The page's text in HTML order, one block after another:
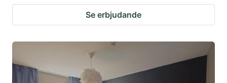
Se erbjudande